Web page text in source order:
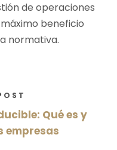
de operaciones
beneficio
normativa.
Qué es y
empresas